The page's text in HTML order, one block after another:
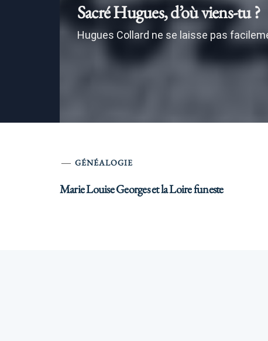
Sacré Hugues, d’où viens-tu ?
Hugues Collard ne se laisse pas
GÉNÉALOGIE
Marie Louise Georges et la Loire funeste